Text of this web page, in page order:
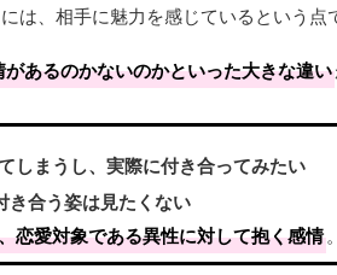
には、相手に魅力を感じているという点
があるのかないのかといった大きな違い
しまうし、実際に付き合ってみたい
き合う姿は見たくない
恋愛対象である異性に対して抱く感情。